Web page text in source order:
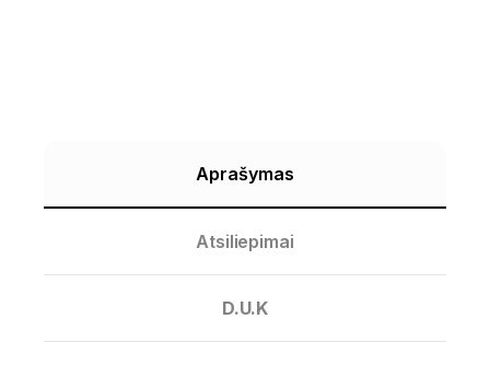
Aprašymas
Atsiliepimai
D.U.K